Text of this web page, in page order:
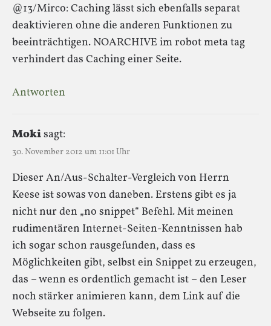
@13/Mirco: Caching lässt sich ebenfalls separat
deaktivieren ohne die anderen Funktionen zu
beeinträchtigen. NOARCHIVE im robot meta tag
verhindert das Caching einer Seite.
Antworten
Mokisagt:
30. November 2012 um 11:01 Uhr
Dieser An/Aus-Schalter-Vergleich von Herrn
Keese ist sowas von daneben. Erstens gibt es ja
nicht nur den „no snippet“ Befehl. Mit meinen
rudimentären Internet-Seiten-Kenntnissen hab
ich sogar schon rausgefunden, dass es
Möglichkeiten gibt, selbst ein Snippet zu erzeugen,
das – wenn es ordentlich gemacht ist – den Leser
noch stärker animieren kann, dem Link auf die
Webseite zu folgen.